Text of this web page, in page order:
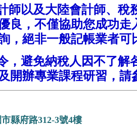
師以及大陸會計師、
良，不僅協助您成功
，絕非一般記帳業者可
，避免納稅人因不了
開辦專業課程研習，請
縣府路312-3號4樓